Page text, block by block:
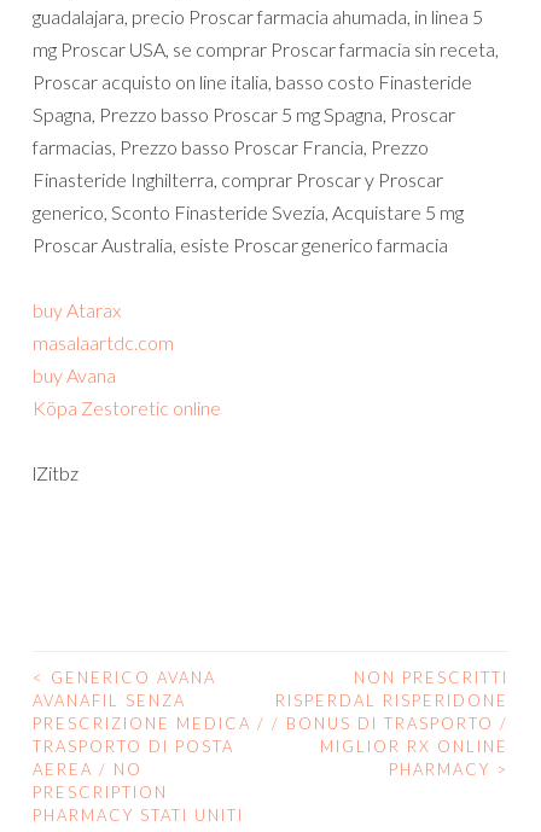
guadalajara, precio Proscar farmacia ahumada, in linea 5
mg Proscar USA, se comprar Proscar farmacia sin receta,
Proscar acquisto on line italia, basso costo Finasteride
Spagna, Prezzo basso Proscar 5 mg Spagna, Proscar
farmacias, Prezzo basso Proscar Francia, Prezzo
Finasteride Inghilterra, comprar Proscar y Proscar
generico, Sconto Finasteride Svezia, Acquistare 5 mg
Proscar Australia, esiste Proscar generico farmacia
buy Atarax
masalaartdc.com
buy Avana
Köpa Zestoretic online
lZitbz
POST
NAVIGATION
<
GENERICO AVANA
AVANAFIL SENZA
PRESCRIZIONE MEDICA /
TRASPORTO DI POSTA
AEREA / NO
PRESCRIPTION
PHARMACY STATI UNITI
NON PRESCRITTI
RISPERDAL RISPERIDONE
/ BONUS DI TRASPORTO /
MIGLIOR RX ONLINE
PHARMACY >